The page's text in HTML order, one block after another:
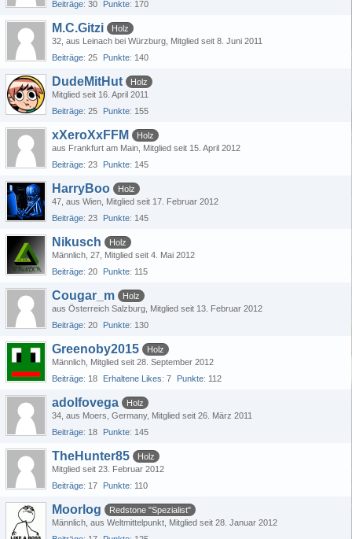
Beiträge 30 Punkte 170
M.C.Gitzi
Holz
32 aus Leinach bei Würzburg Mitglied seit 8. Juni 2011
Beiträge 25 Punkte 140
DudeMitHut
Holz
Mitglied seit 16. April 2011
Beiträge 25 Punkte 155
xXeroXxFFM
Holz
aus Frankfurt am Main Mitglied seit 15. April 2012
Beiträge 23 Punkte 145
HarryBoo
Holz
47 aus Wien Mitglied seit 17. Februar 2012
Beiträge 23 Punkte 145
Nikusch
Holz
Männlich 27 Mitglied seit 4. Mai 2012
Beiträge 20 Punkte 115
Cougar_m
Holz
aus Österreich Salzburg Mitglied seit 13. Februar 2012
Beiträge 20 Punkte 130
Greenoby2015
Holz
Männlich Mitglied seit 28. September 2012
Beiträge 18 Erhaltene Likes 7 Punkte 112
adolfovega
Holz
34 aus Moers, Germany Mitglied seit 26. März 2011
Beiträge 18 Punkte 145
TheHunter85
Holz
Mitglied seit 23. Februar 2012
Beiträge 17 Punkte 110
Moorlog
Redstone "Spezialist"
Männlich aus Weltmittelpunkt Mitglied seit 28. Januar 2012